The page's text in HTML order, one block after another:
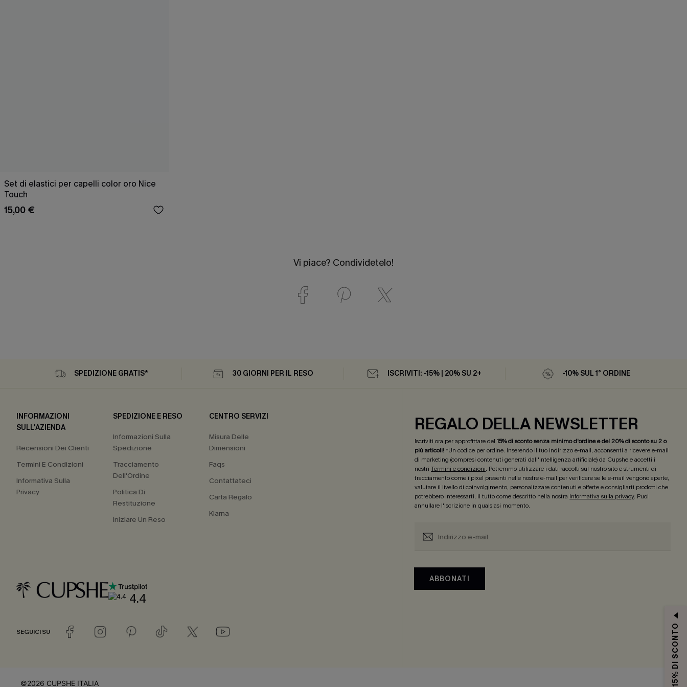
Set di elastici per capelli color oro Nice
Touch
15,00 €
Vi piace? Condividetelo!
SPEDIZIONE GRATIS* 30 GIORNI PER IL RESO ISCRIVITI: -15% | 20% SU 2+ -10% SUL 1° ORDINE
INFORMAZIONI
SULL'AZIENDA
Recensioni Dei Clienti
Termini E Condizioni
Informativa Sulla
Privacy
SPEDIZIONE E RESO
Informazioni Sulla
Spedizione
Tracciamento
Dell'Ordine
Politica Di
Restituzione
Iniziare Un Reso
CENTRO SERVIZI
Misura Delle
Dimensioni
Faqs
Contattateci
Carta Regalo
Klarna
4.4
SEGUICI SU
REGALO DELLA NEWSLETTER
Iscriviti ora per approfittare del15% di sconto senza minimo d'ordine e del 20% di sconto su 2 o
più articoli! *Un codice per ordine. Inserendo il tuo indirizzo e-mail, acconsenti a ricevere e-mail
di marketing (compresi contenuti generati dall'intelligenza artificiale) da Cupshe e accetti i
nostriTermini e condizioni. Potremmo utilizzare i dati raccolti sul nostro sito e strumenti di
tracciamento come i pixel presenti nelle nostre e-mail per verificare se le e-mail vengono aperte,
valutare il livello di coinvolgimento, personalizzare contenuti e offerte e consigliarti prodotti che
potrebbero interessarti, il tutto come descritto nella nostra Informativa sulla privacy. Puoi
annullare l'iscrizione in qualsiasi momento.
ABBONATI
©2026 CUPSHE ITALIA 15% DI SCONTO